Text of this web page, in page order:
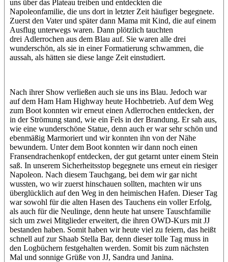
uns über das Plateau treiben und entdeckten die
Napoleonfamilie, die uns dort in letzter Zeit häufiger begegnete.
Zuerst den Vater und später dann Mama mit Kind, die auf einem
Ausflug unterwegs waren. Dann plötzlich tauchten
drei Adlerrochen aus dem Blau auf. Sie waren alle drei
wunderschön, als sie in einer Formatierung schwammen, die
aussah, als hätten sie diese lange Zeit einstudiert.
Nach ihrer Show verließen auch sie uns ins Blau. Jedoch war
auf dem Ham Ham Highway heute Hochbetrieb. Auf dem Weg
zum Boot konnten wir erneut einen Adlerrochen entdecken, der
in der Strömung stand, wie ein Fels in der Brandung. Er sah aus,
wie eine wunderschöne Statue, denn auch er war sehr schön und
ebenmäßig Marmoriert und wir konnten ihn von der Nähe
bewundern. Unter dem Boot konnten wir dann noch einen
Fransendrachenkopf entdecken, der gut getarnt unter einem Stein
saß. In unserem Sicherheitsstop begegnete uns erneut ein riesiger
Napoleon. Nach diesem Tauchgang, bei dem wir gar nicht
wussten, wo wir zuerst hinschauen sollten, machten wir uns
überglücklich auf den Weg in den heimischen Hafen. Dieser Tag
war sowohl für die alten Hasen des Tauchens ein voller Erfolg,
als auch für die Neulinge, denn heute hat unsere Tauschfamilie
sich um zwei Mitglieder erweitert, die ihren OWD-Kurs mit JJ
bestanden haben. Somit haben wir heute viel zu feiern, das heißt
schnell auf zur Shaab Stella Bar, denn dieser tolle Tag muss in
den Logbüchern festgehalten werden. Somit bis zum nächsten
Mal und sonnige Grüße von JJ, Sandra und Janina.